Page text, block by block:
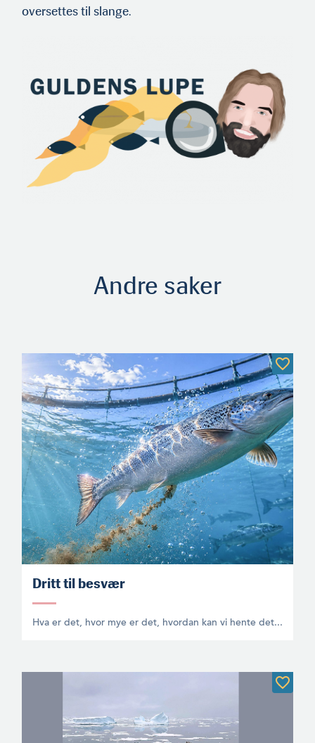
oversettes til slange.
Andre saker
Dritt til besvær
Hva er det, hvor mye er det, hvordan kan vi hente det...